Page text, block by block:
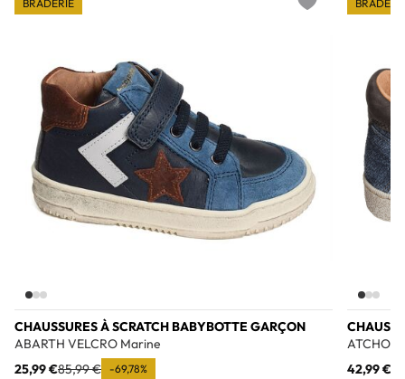
CHAUSSURES À SCRATCH BABYBOTTE GARÇON
ABARTH VELCRO Marine
25,99 €85,99 € -69,78%
BRADERIE
42,99 €